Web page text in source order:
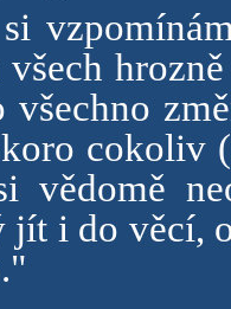
všech
všechno
cokoliv
vědomě
jít i do věcí,